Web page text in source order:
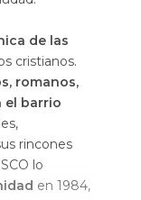
de las
cristianos.
romanos,
el barrio
rincones
lo
en 1984,